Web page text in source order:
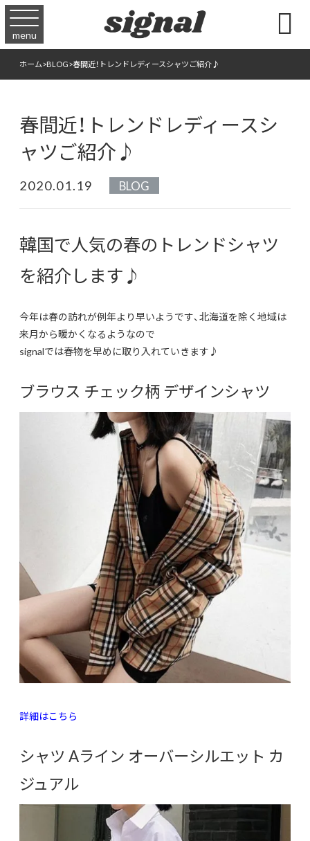
menu 
ホーム>BLOG>春間近！トレンドレディースシャツご紹介♪
春間近！トレンドレディースシ
ャツご紹介♪
2020.01.19 BLOG
韓国で人気の春のトレンドシャツ
を紹介します♪
今年は春の訪れが例年より早いようです、北海道を除く地域は
来月から暖かくなるようなので
signalでは春物を早めに取り入れていきます♪
ブラウス チェック柄 デザインシャツ
詳細はこちら
シャツ Aライン オーバーシルエット カ
ジュアル